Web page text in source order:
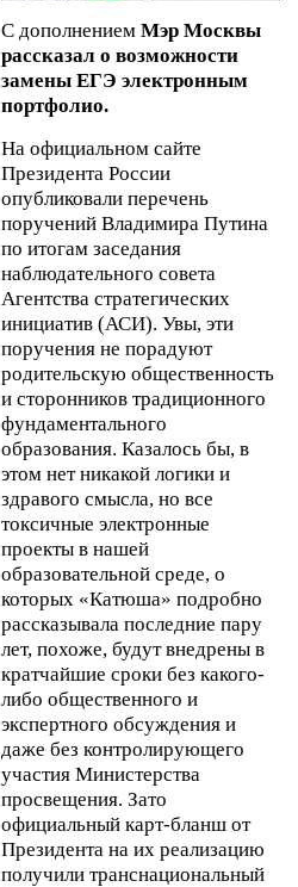
С дополнениемМэр Москвы
рассказал о возможности
замены ЕГЭ электронным
портфолио.
На официальном сайте
Президента России
опубликовали перечень
поручений Владимира Путина
по итогам заседания
наблюдательного совета
Агентства стратегических
инициатив (АСИ).Увы, эти
поручения не порадуют
родительскую общественность
и сторонников традиционного
фундаментального
образования. Казалось бы, в
этом нет никакой логики и
здравого смысла, но все
токсичные электронные
проекты в нашей
образовательной среде, о
которых «Катюша» подробно
рассказывала последние пару
лет, похоже, будут внедрены в
кратчайшие сроки без какого-
либо общественного и
экспертного обсуждения и
даже без контролирующего
участия Министерства
просвещения. Зато
официальный карт-бланш от
Президента на их реализацию
получили транснациональный